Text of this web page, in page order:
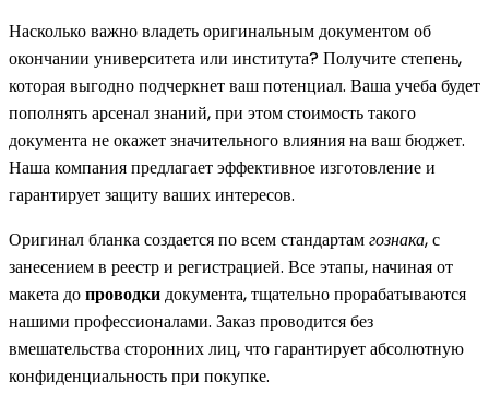
Насколько важно владеть оригинальным документом об
окончании университета или института? Получите степень,
которая выгодно подчеркнет ваш потенциал. Ваша учеба будет
пополнять арсенал знаний, при этом стоимость такого
документа не окажет значительного влияния на ваш бюджет.
Наша компания предлагает эффективное изготовление и
гарантирует защиту ваших интересов.
Оригинал бланка создается по всем стандартамгознака, с
занесением в реестр и регистрацией. Все этапы, начиная от
макета допроводкидокумента, тщательно прорабатываются
нашими профессионалами. Заказ проводится без
вмешательства сторонних лиц, что гарантирует абсолютную
конфиденциальность при покупке.